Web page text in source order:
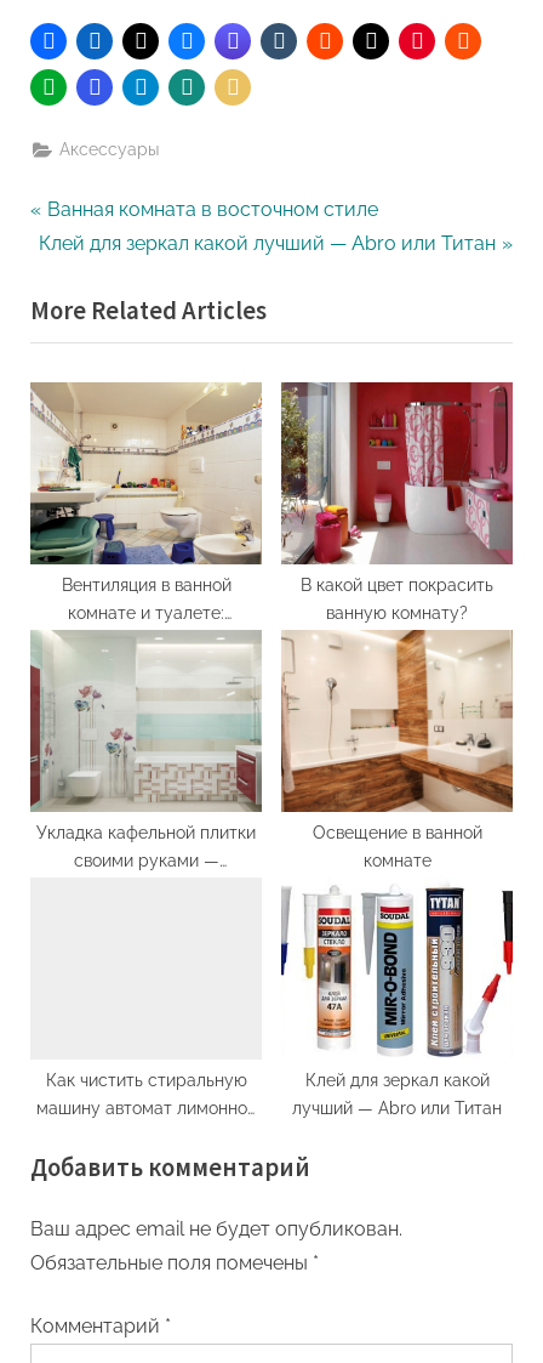
Аксессуары
Навигация
записям
P
r
v
i
o
u
P
o
s
Ванная комната в восточном стиле
N
x
t
P
o
t
:
Клей для зеркал какой лучший — Abro или Титан
More Related Articles
Вентиляция в ванной
комнате и туалете:
установка вытяжных
В какой цвет покрасить
ванную комнату?
Укладка кафельной плитки
своими руками —
Освещение в ванной
комнате
Как чистить стиральную
машину автомат лимонной
Клей для зеркал какой
лучший — Abro или Титан
Добавить комментарий
Ваш адрес email не будет опубликован.
Обязательные поля помечены *
Комментарий *